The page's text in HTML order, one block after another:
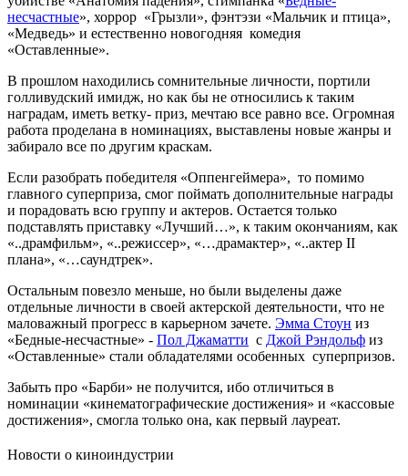
несчастные», хоррор «Грызли», фэнтэзи «Мальчик и птица»,
«Медведь» и естественно новогодняя комедия
«Оставленные».
В прошлом находились сомнительные личности, портили
голливудский имидж, но как бы не относились к таким
наградам, иметь ветку- приз, мечтаю все равно все. Огромная
работа проделана в номинациях, выставлены новые жанры и
забирало все по другим краскам.
Если разобрать победителя «Оппенгеймера», то помимо
главного суперприза, смог поймать дополнительные награды
и порадовать всю группу и актеров. Остается только
подставлять приставку «Лучший…», к таким окончаниям, как
«..драмфильм», «..режиссер», «…драмактер», «..актер II
плана», «…саундтрек».
Остальным повезло меньше, но были выделены даже
отдельные личности в своей актерской деятельности, что не
маловажный прогресс в карьерном зачете. Эмма Стоун из
«Бедные-несчастные» - Пол Джаматти с Джой Рэндольф из
«Оставленные» стали обладателями особенных суперпризов.
Забыть про «Барби» не получится, ибо отличиться в
номинации «кинематографические достижения» и «кассовые
достижения», смогла только она, как первый лауреат.
Новости о киноиндустрии